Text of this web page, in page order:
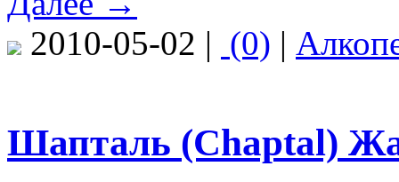
2010-05-02 | (0) |
Шапталь (Chaptal)